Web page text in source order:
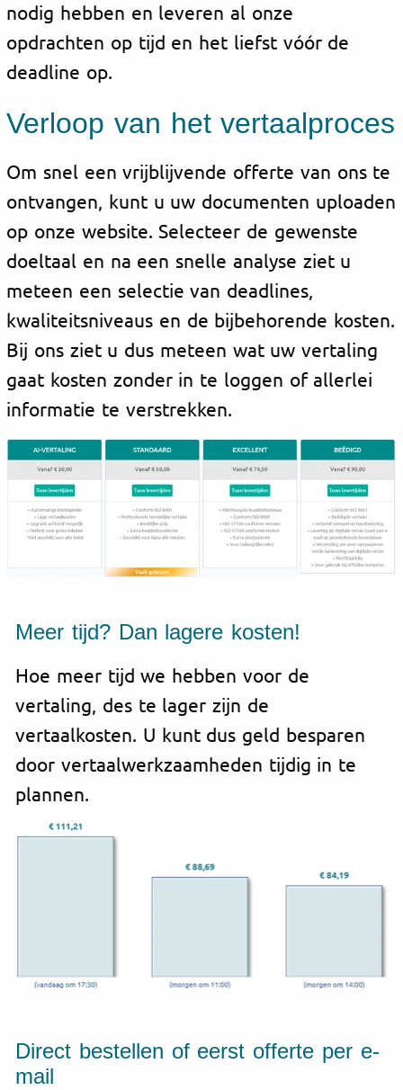
nodig hebben en leveren al onze
opdrachten op tijd en het liefst vóór de
deadline op.
Verloop van het vertaalproces
Om snel een vrijblijvende offerte van ons te
ontvangen, kunt u uw documenten uploaden
op onze website. Selecteer de gewenste
doeltaal en na een snelle analyse ziet u
meteen een selectie van deadlines,
kwaliteitsniveaus en de bijbehorende kosten.
Bij ons ziet u dus meteen wat uw vertaling
gaat kosten zonder in te loggen of allerlei
informatie te verstrekken.
Meer tijd? Dan lagere kosten!
Hoe meer tijd we hebben voor de
vertaling, des te lager zijn de
vertaalkosten. U kunt dus geld besparen
door vertaalwerkzaamheden tijdig in te
plannen.
Direct bestellen of eerst offerte per e-
mail